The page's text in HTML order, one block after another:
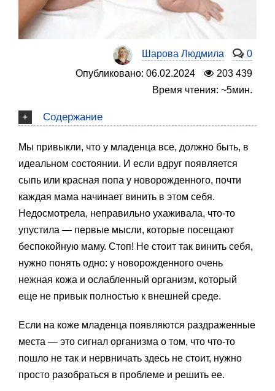
Шарова Людмила
0
Опубликовано: 06.02.2024
203 439
Время чтения: ~5мин.
Содержание
Мы привыкли, что у младенца все, должно быть, в
идеальном состоянии. И если вдруг появляется
сыпь или красная попа у новорожденного, почти
каждая мама начинает винить в этом себя.
Недосмотрела, неправильно ухаживала, что-то
упустила — первые мысли, которые посещают
беспокойную маму. Стоп! Не стоит так винить себя,
нужно понять одно: у новорожденного очень
нежная кожа и ослабленный организм, который
еще не привык полностью к внешней среде.
Если на коже младенца появляются раздраженные
места — это сигнал организма о том, что что-то
пошло не так и нервничать здесь не стоит, нужно
просто разобраться в проблеме и решить ее.